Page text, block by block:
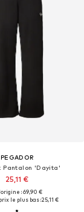
PEGADOR
Pantalon 'Dayita'
25,11 €
: 69,90 €
le plus bas :25,11 €